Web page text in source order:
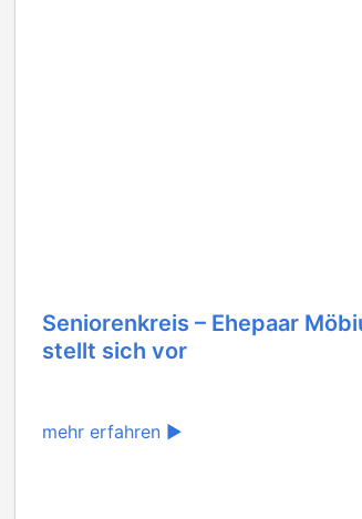
Seniorenkreis – Ehepaar
stellt sich vor
mehr erfahren ▶